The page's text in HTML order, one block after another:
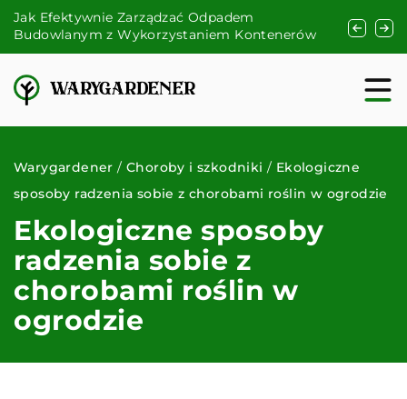
Filiżanki Porland – elegancja i funkcjonalność
codziennym użytkowaniu
Warygardener /Choroby i szkodniki / Ekologiczne
sposoby radzenia sobie z chorobami roślin w ogrodzie
Ekologiczne sposoby
radzenia sobie z
chorobami roślin w
ogrodzie